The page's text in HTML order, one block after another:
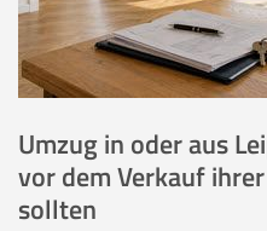
Umzug in oder aus
vor dem Verkauf
sollten